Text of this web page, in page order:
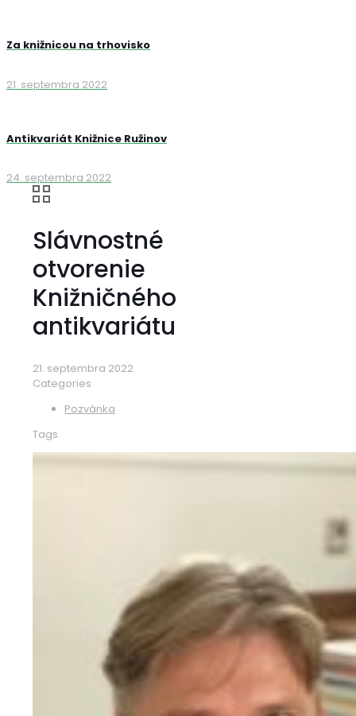
Za knižnicou na trhovisko
21. septembra 2022
Antikvariát Knižnice Ružinov
24. septembra 2022
Slávnostné
otvorenie
Knižničného
antikvariátu
21. septembra 2022
Categories
Pozvánka
Tags